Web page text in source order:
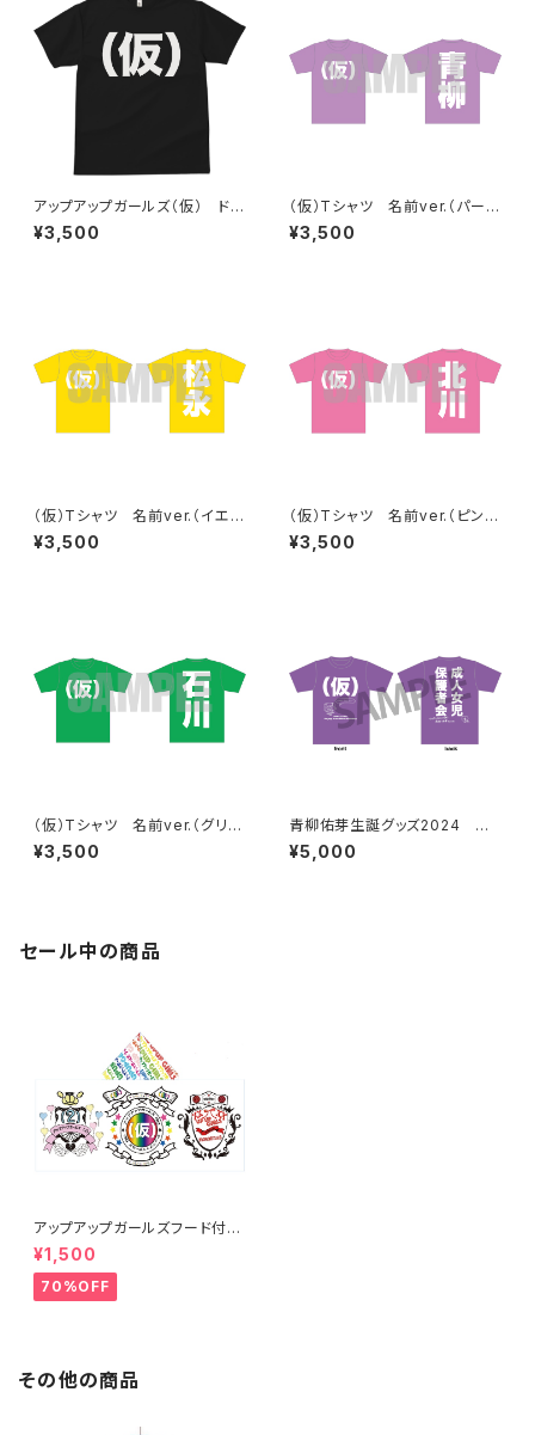
アップアップガールズ（仮） ドラ
イ（仮）Tシャツ
¥3,500
（仮）Tシャツ 名前ver.（パープ
ル）
¥3,500
（仮）Tシャツ 名前ver.（イエロ
ー）
¥3,500
（仮）Tシャツ 名前ver.（ピン
ク）
¥3,500
（仮）Tシャツ 名前ver.（グリー
ン）
¥3,500
青柳佑芽生誕グッズ2024 成
人女児保護者会Tシャツ2024
¥5,000
セール中の商品
アップアップガールズフード付き
タオル
¥1,500
70%OFF
その他の商品